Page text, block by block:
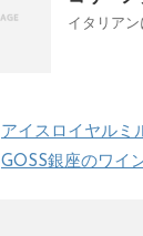
イタリア
アイスロイヤルミ
GOSS銀座のワイ